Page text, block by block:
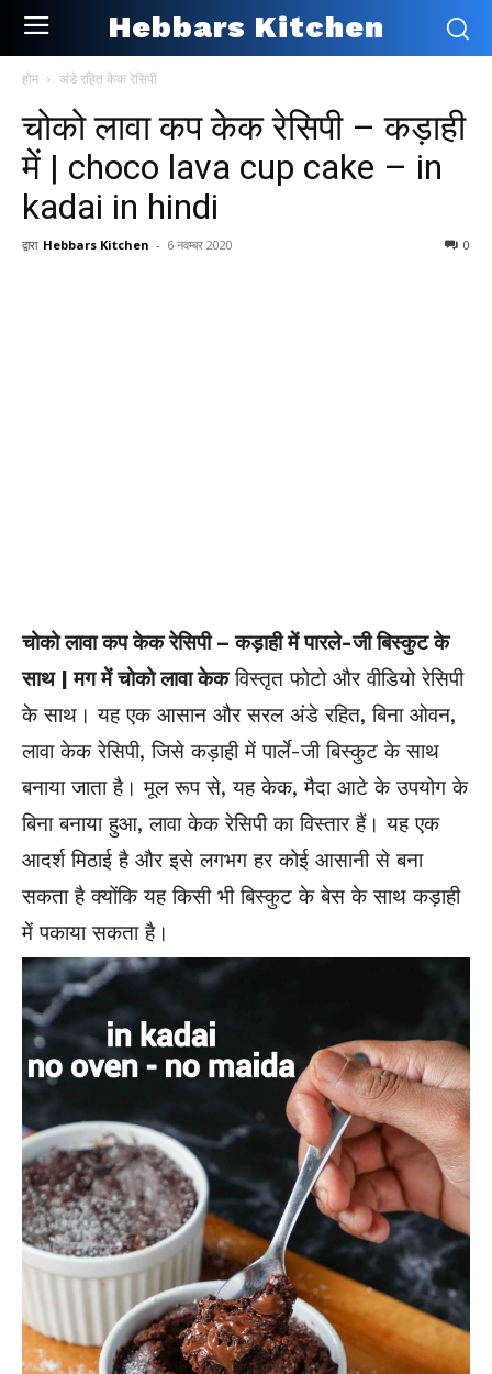
Hebbars Kitchen
होम अंडे रहित केक रेसिपी
चोको लावा कप केक रेसिपी – कड़ाही
में | choco lava cup cake – in
kadai in hindi
द्वारा Hebbars Kitchen - 6 नवम्बर 2020 0
चोको लावा कप केक रेसिपी – कड़ाही में पारले-जी बिस्कुट के
साथ | मग में चोको लावा केकविस्तृत फोटो और वीडियो रेसिपी
के साथ। यह एक आसान और सरल अंडे रहित, बिना ओवन,
लावा केक रेसिपी, जिसे कड़ाही में पार्ले-जी बिस्कुट के साथ
बनाया जाता है। मूल रूप से, यह केक, मैदा आटे के उपयोग के
बिना बनाया हुआ, लावा केक रेसिपी का विस्तार हैं। यह एक
आदर्श मिठाई है और इसे लगभग हर कोई आसानी से बना
सकता है क्योंकि यह किसी भी बिस्कुट के बेस के साथ कड़ाही
में पकाया सकता है।